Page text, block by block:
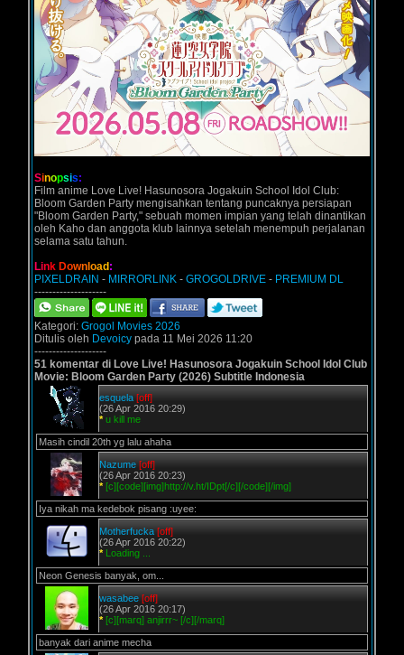
Sinopsis:
Film anime Love Live! Hasunosora Jogakuin School Idol Club:
Bloom Garden Party mengisahkan tentang puncaknya persiapan
"Bloom Garden Party," sebuah momen impian yang telah dinantikan
oleh Kaho dan anggota klub lainnya setelah menempuh perjalanan
selama satu tahun.
Link Download:
PIXELDRAIN - MIRRORLINK - GROGOLDRIVE - PREMIUM DL
--------------------
Kategori: Grogol Movies 2026
Ditulis oleh Devoicy pada 11 Mei 2026 11:20
--------------------
51 komentar di Love Live! Hasunosora Jogakuin School Idol Club
Movie: Bloom Garden Party (2026) Subtitle Indonesia
esquela [off]
(26 Apr 2016 20:29)
* u kill me
Masih cindil 20th yg lalu ahaha
Nazume [off]
(26 Apr 2016 20:23)
* [c][code][img]http://v.ht/IDpt[/c][/code][/img]
Iya nikah ma kedebok pisang :uyee:
Motherfucka [off]
(26 Apr 2016 20:22)
* Loading ...
Neon Genesis banyak, om...
wasabee [off]
(26 Apr 2016 20:17)
* [c][marq] anjirrr~ [/c][/marq]
banyak dari anime mecha